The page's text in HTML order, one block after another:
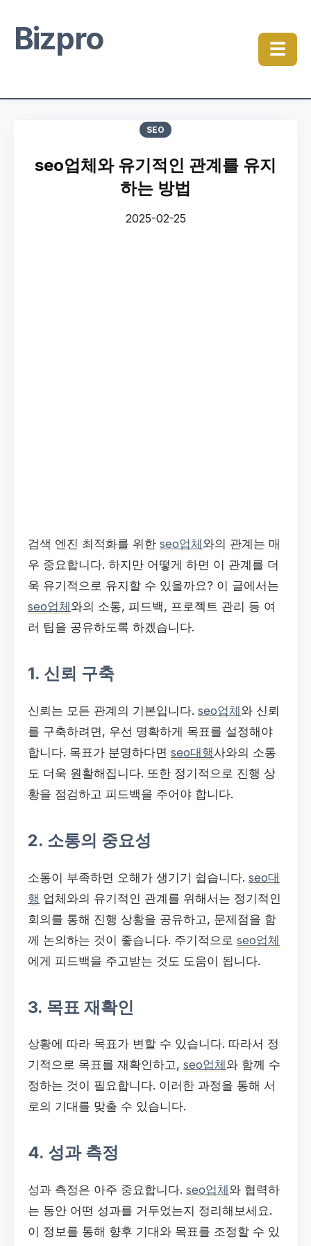
Bizpro ☰
SEO
seo업체와 유기적인 관계를 유지
하는 방법
2025-02-25
검색 엔진 최적화를 위한 seo업체 와의 관계는 매
우 중요합니다. 하지만 어떻게 하면 이 관계를 더
욱 유기적으로 유지할 수 있을까요? 이 글에서는
seo업체 와의 소통, 피드백, 프로젝트 관리 등 여
러 팁을 공유하도록 하겠습니다.
1. 신뢰 구축
신뢰는 모든 관계의 기본입니다. seo업체와 신뢰
를 구축하려면, 우선 명확하게 목표를 설정해야
합니다. 목표가 분명하다면 seo대행사와의 소통
도 더욱 원활해집니다. 또한 정기적으로 진행 상
황을 점검하고 피드백을 주어야 합니다.
2. 소통의 중요성
소통이 부족하면 오해가 생기기 쉽습니다. seo대
행 업체와의 유기적인 관계를 위해서는 정기적인
회의를 통해 진행 상황을 공유하고, 문제점을 함
께 논의하는 것이 좋습니다. 주기적으로 seo업체
에게 피드백을 주고받는 것도 도움이 됩니다.
3. 목표 재확인
상황에 따라 목표가 변할 수 있습니다. 따라서 정
기적으로 목표를 재확인하고, seo업체 와 함께 수
정하는 것이 필요합니다. 이러한 과정을 통해 서
로의 기대를 맞출 수 있습니다.
4. 성과 측정
성과 측정은 아주 중요합니다. seo업체 와 협력하
는 동안 어떤 성과를 거두었는지 정리해보세요.
이 정보를 통해 향후 기대와 목표를 조정할 수 있